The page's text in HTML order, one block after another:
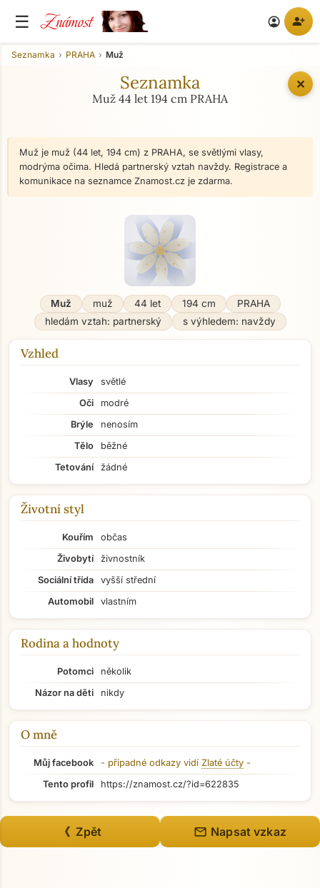
☰ Známost account_circle person_add
✕
Seznamka PRAHA Muž
Seznamka
Muž 44 let 194 cm PRAHA
Muž je muž (44 let, 194 cm) z PRAHA, se světlými vlasy,
modrýma očima. Hledá partnerský vztah navždy. Registrace a
komunikace na seznamce Znamost.cz je zdarma.
Muž muž 44 let 194 cm
PRAHA
hledám vztah: partnerský
s výhledem: navždy
Vzhled
Vlasy
světlé
Oči
modré
Brýle
nenosím
Tělo
běžné
Tetování
žádné
Životní styl
Kouřím
občas
Živobytí
živnostník
Sociální třída
vyšší střední
Automobil
vlastním
Rodina a hodnoty
Potomci
několik
Názor na děti
nikdy
O mně
Můj facebook - případné odkazy vidí Zlaté účty -
Tento profil
https://znamost.cz/?id=622835
《 Zpět mail Napsat vzkaz